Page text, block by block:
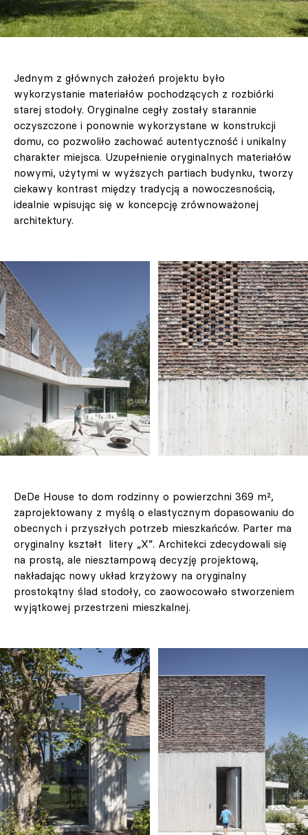
Jednym z głównych założeń projektu było
wykorzystanie materiałów pochodzących z rozbiórki
starej stodoły. Oryginalne cegły zostały starannie
oczyszczone i ponownie wykorzystane w konstrukcji
domu, co pozwoliło zachować autentyczność i unikalny
charakter miejsca. Uzupełnienie oryginalnych materiałów
nowymi, użytymi w wyższych partiach budynku, tworzy
ciekawy kontrast między tradycją a nowoczesnością,
idealnie wpisując się w koncepcję zrównoważonej
architektury.
DeDe House to dom rodzinny o powierzchni 369 m²,
zaprojektowany z myślą o elastycznym dopasowaniu do
obecnych i przyszłych potrzeb mieszkańców. Parter ma
oryginalny kształt litery „X”. Architekci zdecydowali się
na prostą, ale niesztampową decyzję projektową,
nakładając nowy układ krzyżowy na oryginalny
prostokątny ślad stodoły, co zaowocowało stworzeniem
wyjątkowej przestrzeni mieszkalnej.